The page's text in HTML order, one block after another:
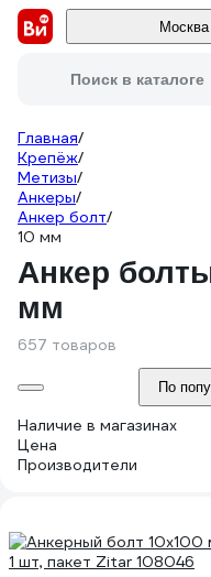
Москва
Поиск в каталоге
Главная/
Крепёж/
Метизы/
Анкеры/
Анкер болт/
10 мм
Анкер
мм
657 товаров
По
Наличие в магазинах
Цена
Производители